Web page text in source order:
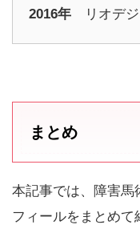
2016年 リオデジ
まとめ
本記事では、障害馬
フィールをまとめて